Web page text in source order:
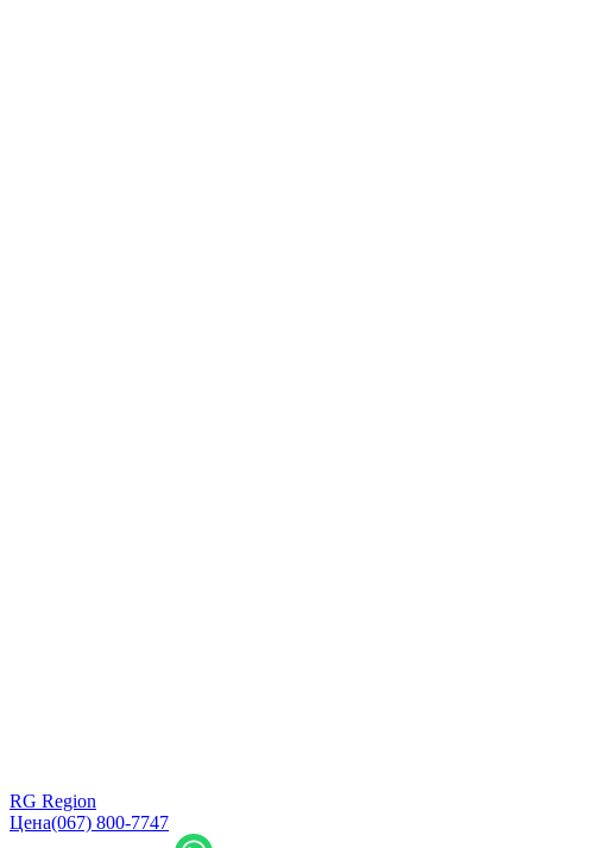
RG Region
Цена(067) 800-7747